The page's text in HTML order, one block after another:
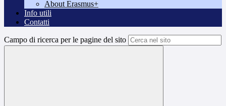
About Erasmus+
Info utili
Contatti
Campo di ricerca per le pagine del sito